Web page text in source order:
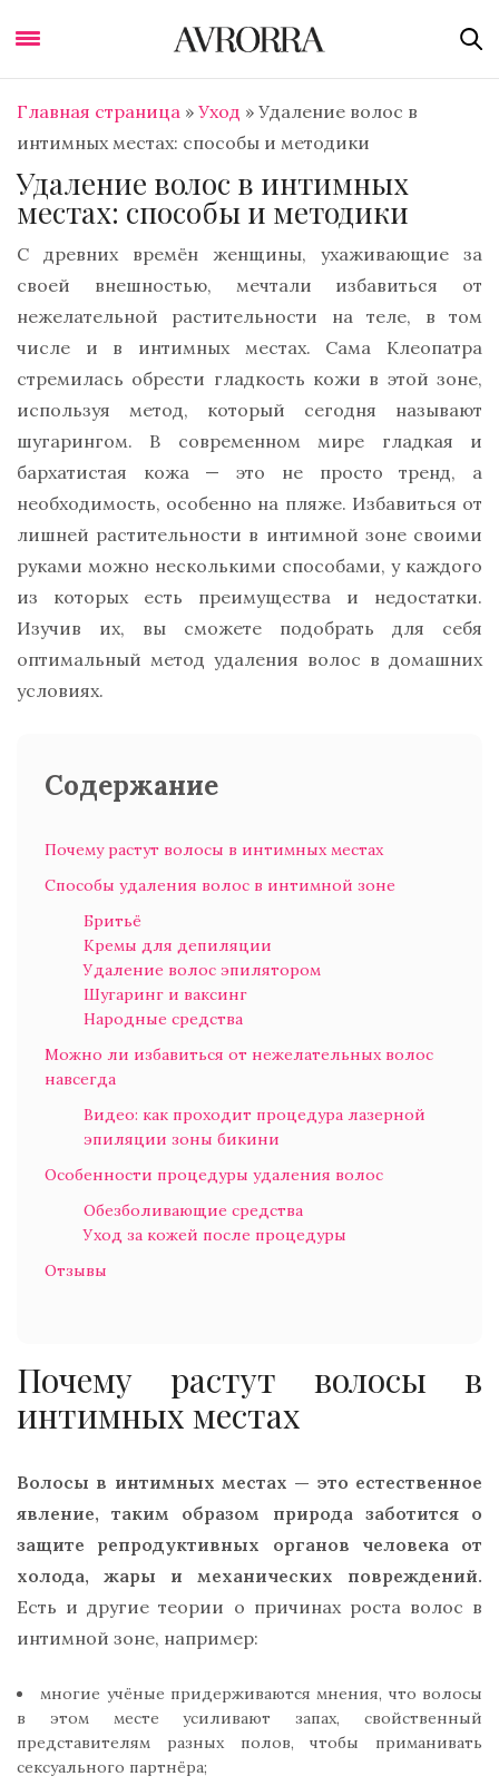
Главная страница » Уход » Удаление волос в
интимных местах: способы и методики
Удаление волос в интимных
местах: способы и методики
С древних времён женщины, ухаживающие за
своей внешностью, мечтали избавиться от
нежелательной растительности на теле, в том
числе и в интимных местах. Сама Клеопатра
стремилась обрести гладкость кожи в этой зоне,
используя метод, который сегодня называют
шугарингом. В современном мире гладкая и
бархатистая кожа — это не просто тренд, а
необходимость, особенно на пляже. Избавиться от
лишней растительности в интимной зоне своими
руками можно несколькими способами, у каждого
из которых есть преимущества и недостатки.
Изучив их, вы сможете подобрать для себя
оптимальный метод удаления волос в домашних
условиях.
Содержание
Почему растут волосы в интимных местах
Способы удаления волос в интимной зоне
Бритьё
Кремы для депиляции
Удаление волос эпилятором
Шугаринг и ваксинг
Народные средства
Можно ли избавиться от нежелательных волос
навсегда
Видео: как проходит процедура лазерной
эпиляции зоны бикини
Особенности процедуры удаления волос
Обезболивающие средства
Уход за кожей после процедуры
Отзывы
Почему растут волосы в
интимных местах
Волосы в интимных местах — это естественное
явление, таким образом природа заботится о
защите репродуктивных органов человека от
холода, жары и механических повреждений.
Есть и другие теории о причинах роста волос в
интимной зоне, например:
многие учёные придерживаются мнения, что волосы
в этом месте усиливают запах, свойственный
представителям разных полов, чтобы приманивать
сексуального партнёра;